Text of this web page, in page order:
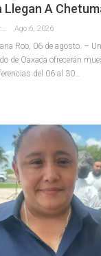
Llegan A
Ago 6, 2026
Roo, 06 de agosto. –
de Oaxaca ofrecerán
del 06 al 30